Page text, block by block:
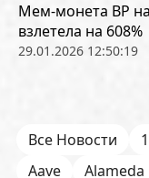
Мем-монета BP
взлетела на 608%
29.01.2026 12:50:19
Все Новости
Aave
Alameda